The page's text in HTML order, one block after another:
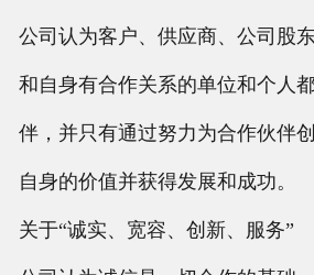
公司认为客户、供应商、公司股
和自身有合作关系的单位和个人
伴，并只有通过努力为合作伙伴
自身的价值并获得发展和成功。
关于“诚实、宽容、创新、服务”